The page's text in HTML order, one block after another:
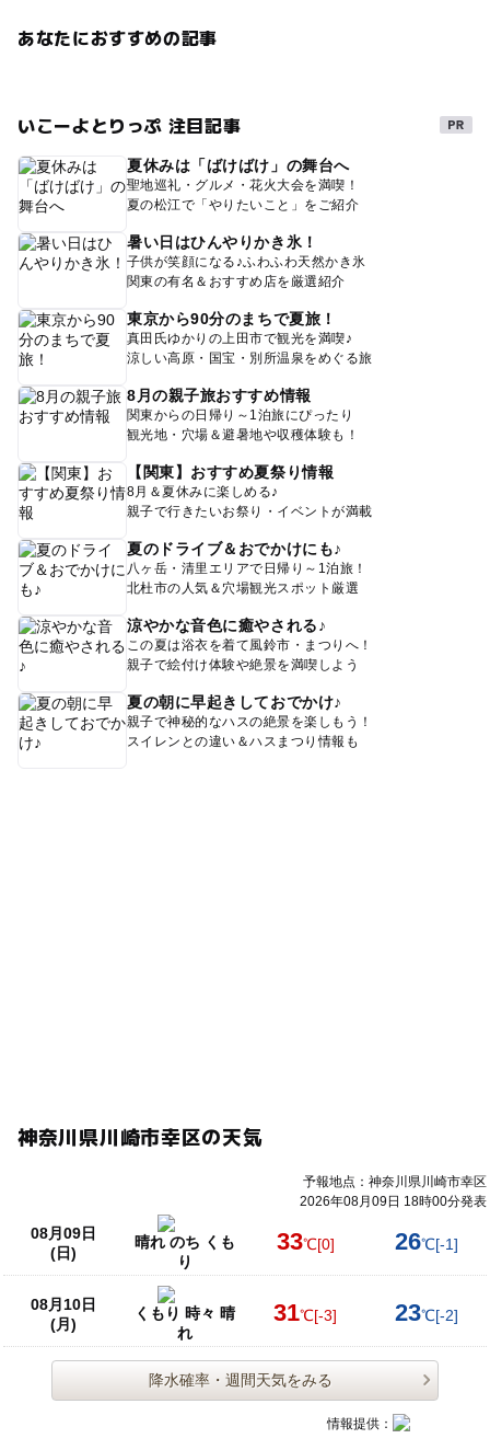
あなたにおすすめの記事
いこーよとりっぷ 注目記事
夏休みは「ばけばけ」の舞台へ
聖地巡礼・グルメ・花火大会を満喫！
夏の松江で「やりたいこと」をご紹介
暑い日はひんやりかき氷！
子供が笑顔になる♪ふわふわ天然かき氷
関東の有名＆おすすめ店を厳選紹介
東京から90分のまちで夏旅！
真田氏ゆかりの上田市で観光を満喫♪
涼しい高原・国宝・別所温泉をめぐる旅
8月の親子旅おすすめ情報
関東からの日帰り～1泊旅にぴったり
観光地・穴場＆避暑地や収穫体験も！
【関東】おすすめ夏祭り情報
8月＆夏休みに楽しめる♪
親子で行きたいお祭り・イベントが満載
夏のドライブ＆おでかけにも♪
八ヶ岳・清里エリアで日帰り～1泊旅！
北杜市の人気＆穴場観光スポット厳選
涼やかな音色に癒やされる♪
この夏は浴衣を着て風鈴市・まつりへ！
親子で絵付け体験や絶景を満喫しよう
夏の朝に早起きしておでかけ♪
親子で神秘的なハスの絶景を楽しもう！
スイレンとの違い＆ハスまつり情報も
神奈川県川崎市幸区の天気
予報地点：神奈川県川崎市幸区
2026年08月09日 18時00分発表
08月09日
(日)
晴れ のち くも
り
33℃[0] 26℃[-1]
08月10日
(月)
くもり 時々 晴
れ
31℃[-3] 23℃[-2]
降水確率・週間天気をみる
情報提供：